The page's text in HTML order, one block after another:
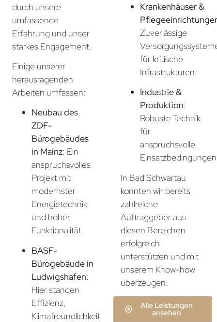
durch unsere
umfassende
Erfahrung und unser
starkes Engagement.
Einige unserer
herausragenden
Arbeiten umfassen:
Neubau des
ZDF-
Bürogebäudes
in Mainz: Ein
anspruchsvolles
Projekt mit
modernster
Energietechnik
und hoher
Funktionalität.
BASF-
Bürogebäude in
Ludwigshafen:
Hier standen
Effizienz,
Klimafreundlichkeit
Krankenhäuser &
Zuverlässige
für kritische
Infrastrukturen.
Industrie &
Produktion:
Robuste Technik
für
anspruchsvolle
In Bad Schwartau
konnten wir bereits
zahlreiche
Auftraggeber aus
diesen Bereichen
erfolgreich
unterstützen und mit
unserem Know-how
überzeugen.
Alle Leistungen
ansehen